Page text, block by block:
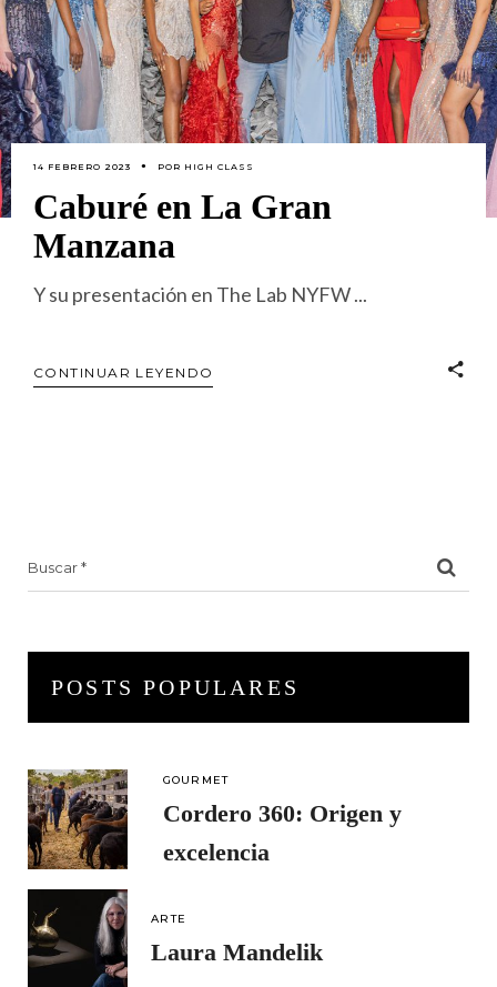
14 FEBRERO 2023 POR HIGH CLASS
Caburé en La Gran
Manzana
Y su presentación en The Lab NYFW
CONTINUAR LEYENDO
POSTS POPULARES
GOURMET
Cordero 360: Origen y
excelencia
ARTE
Laura Mandelik